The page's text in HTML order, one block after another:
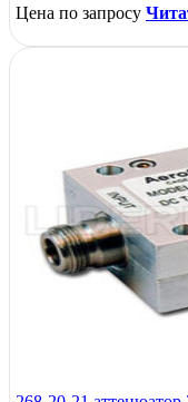
Цена по запросу